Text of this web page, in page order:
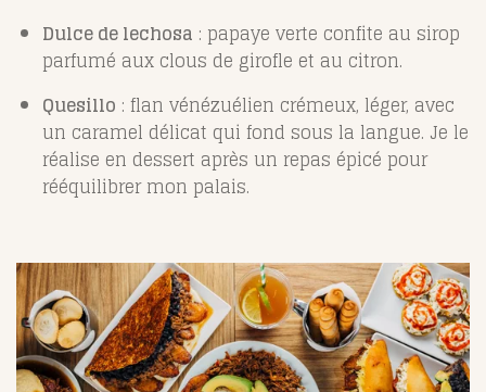
Dulce de lechosa : papaye verte confite au sirop
parfumé aux clous de girofle et au citron.
Quesillo : flan vénézuélien crémeux, léger, avec
un caramel délicat qui fond sous la langue. Je le
réalise en dessert après un repas épicé pour
rééquilibrer mon palais.